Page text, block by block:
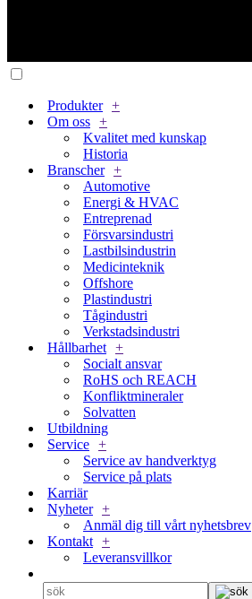
Produkter +
Om oss +
Kvalitet med kunskap
Historia
Branscher +
Automotive
Energi & HVAC
Entreprenad
Försvarsindustri
Lastbilsindustrin
Medicinteknik
Offshore
Plastindustri
Tågindustri
Verkstadsindustri
Hållbarhet +
Socialt ansvar
RoHS och REACH
Konfliktmineraler
Solvatten
Utbildning
Service +
Service av handverktyg
Service på plats
Karriär
Nyheter +
Anmäl dig till vårt nyhetsbrev
Kontakt +
Leveransvillkor